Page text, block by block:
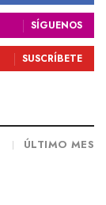
SÍGUENOS
SUSCRÍBETE
ÚLTIMO MES